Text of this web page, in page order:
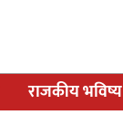
राजकीय भविष्य